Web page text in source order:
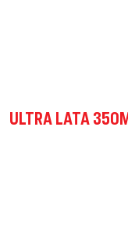
ULTRA LATA